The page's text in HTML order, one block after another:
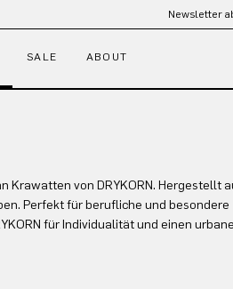
Newsletter
SALE ABOUT
Krawatten von DRYKORN. Hergestellt
Perfekt für berufliche und besondere
für Individualität und einen